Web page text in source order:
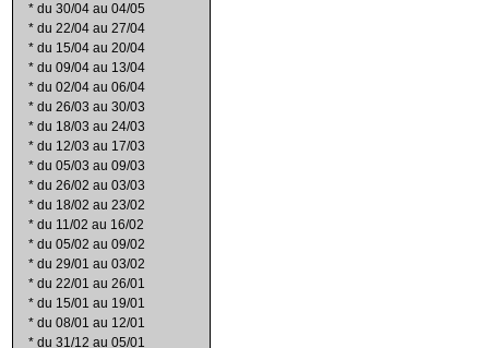
* du 30/04 au 04/05
* du 22/04 au 27/04
* du 15/04 au 20/04
* du 09/04 au 13/04
* du 02/04 au 06/04
* du 26/03 au 30/03
* du 18/03 au 24/03
* du 12/03 au 17/03
* du 05/03 au 09/03
* du 26/02 au 03/03
* du 18/02 au 23/02
* du 11/02 au 16/02
* du 05/02 au 09/02
* du 29/01 au 03/02
* du 22/01 au 26/01
* du 15/01 au 19/01
* du 08/01 au 12/01
* du 31/12 au 05/01